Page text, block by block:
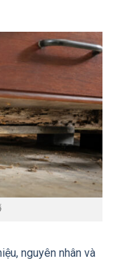
nguyên nhân và